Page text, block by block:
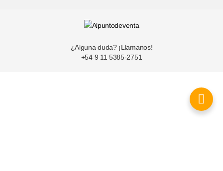
¿Alguna duda? ¡Llamanos!
+54 9 11 5385-2751